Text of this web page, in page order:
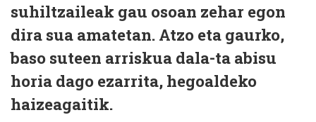
suhiltzaileak gau osoan zehar egon
dira sua amatetan. Atzo eta gaurko,
baso suteen arriskua dala-ta abisu
horia dago ezarrita, hegoaldeko
haizeagaitik.